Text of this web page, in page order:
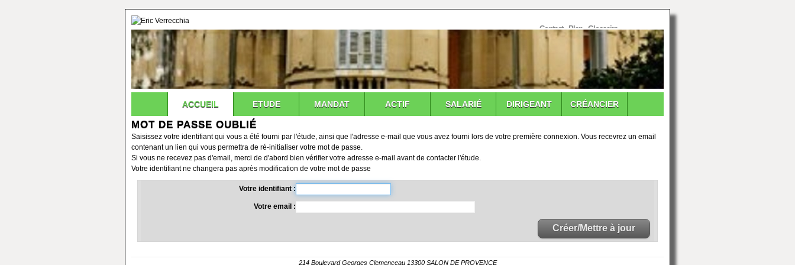
Contact-Plan-Glossaire
ACCUEIL ETUDE MANDAT ACTIF SALARIÉ DIRIGEANT CRÉANCIER
MOT DE PASSE OUBLIÉ
Saisissez votre identifiant qui vous a été fourni par l'étude, ainsi que l'adresse e-mail que vous avez fourni lors de votre première connexion. Vous recevrez un email
contenant un lien qui vous permettra de ré-initialiser votre mot de passe.
Si vous ne recevez pas d'email, merci de d'abord bien vérifier votre adresse e-mail avant de contacter l'étude.
Votre identifiant ne changera pas après modification de votre mot de passe
Votre identifiant
Votre email
214 Boulevard Georges Clemenceau 13300 SALON DE PROVENCE